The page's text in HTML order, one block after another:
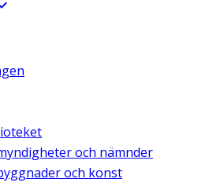
och nämnder
och konst